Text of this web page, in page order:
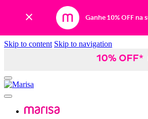
Ganhe 10% OFF na
Skip to content Skip to navigation